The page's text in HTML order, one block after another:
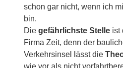
schon gar nicht, wenn ich
bin.
Die gefährlichste Stelle ist
Firma Zeit, denn der
Verkehrsinsel lässt die
wie vor als nicht